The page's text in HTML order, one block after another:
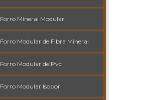
Forro Mineral Modular
Forro Modular de Fibra Mineral
Forro Modular de Pvc
Forro Modular Isopor